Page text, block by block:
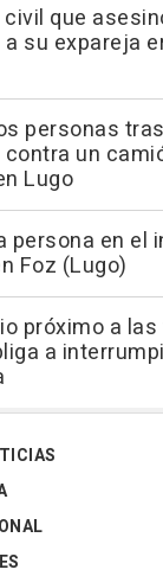
civil que
su expareja
personas
un
Lugo
persona en el
Foz (Lugo)
próximo a
a